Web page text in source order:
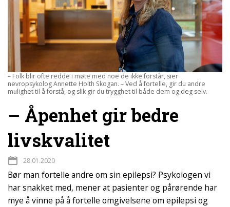
– Folk blir ofte redde i møte med noe de ikke forstår, sier
nevropsykolog Annette Holth Skogan. – Ved å fortelle, gir du andre
mulighet til å forstå, og slik gir du trygghet til både dem og deg selv.
– Åpenhet gir bedre
livskvalitet
28.01.2020
Bør man fortelle andre om sin epilepsi? Psykologen vi
har snakket med, mener at pasienter og pårørende har
mye å vinne på å fortelle omgivelsene om epilepsi og